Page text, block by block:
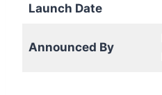
Launch Date
Announced By